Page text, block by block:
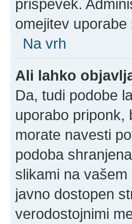
prispevek.
omejitev
Na vrh
Ali lahko
Da, tudi podobe
uporabo priponk,
morate navesti
podoba
slikami na
javno dostopen
verodostojnimi